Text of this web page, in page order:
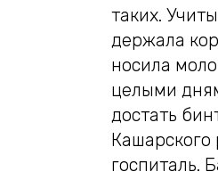
таких.
держала
носила
целыми
достать
Кашарского
госпиталь.